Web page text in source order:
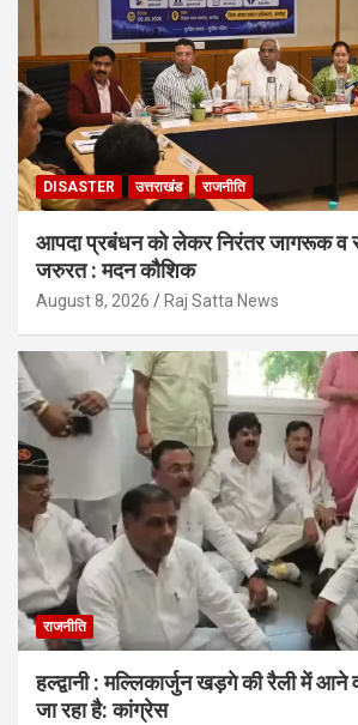
DISASTER उत्तराखंड राजनीति
आपदा प्रबंधन को लेकर निरंतर जागरूक व
जरुरत : मदन कौशिक
August 8, 2026 Raj Satta News
राजनीति
हल्द्वानी : मल्लिकार्जुन खड़गे की रैली में आने
जा रहा है: कांग्रेस